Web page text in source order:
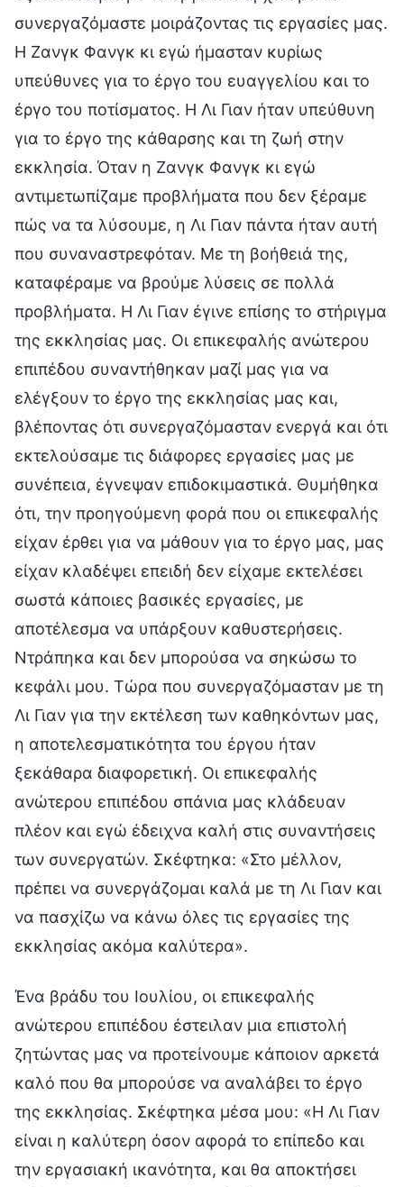
συνεργαζόμαστε μοιράζοντας τις εργασίες μας.
Η Ζανγκ Φανγκ κι εγώ ήμασταν κυρίως
υπεύθυνες για το έργο του ευαγγελίου και το
έργο του ποτίσματος. Η Λι Γιαν ήταν υπεύθυνη
για το έργο της κάθαρσης και τη ζωή στην
εκκλησία. Όταν η Ζανγκ Φανγκ κι εγώ
αντιμετωπίζαμε προβλήματα που δεν ξέραμε
πώς να τα λύσουμε, η Λι Γιαν πάντα ήταν αυτή
που συναναστρεφόταν. Με τη βοήθειά της,
καταφέραμε να βρούμε λύσεις σε πολλά
προβλήματα. Η Λι Γιαν έγινε επίσης το στήριγμα
της εκκλησίας μας. Οι επικεφαλής ανώτερου
επιπέδου συναντήθηκαν μαζί μας για να
ελέγξουν το έργο της εκκλησίας μας και,
βλέποντας ότι συνεργαζόμασταν ενεργά και ότι
εκτελούσαμε τις διάφορες εργασίες μας με
συνέπεια, έγνεψαν επιδοκιμαστικά. Θυμήθηκα
ότι, την προηγούμενη φορά που οι επικεφαλής
είχαν έρθει για να μάθουν για το έργο μας, μας
είχαν κλαδέψει επειδή δεν είχαμε εκτελέσει
σωστά κάποιες βασικές εργασίες, με
αποτέλεσμα να υπάρξουν καθυστερήσεις.
Ντράπηκα και δεν μπορούσα να σηκώσω το
κεφάλι μου. Τώρα που συνεργαζόμασταν με τη
Λι Γιαν για την εκτέλεση των καθηκόντων μας,
η αποτελεσματικότητα του έργου ήταν
ξεκάθαρα διαφορετική. Οι επικεφαλής
ανώτερου επιπέδου σπάνια μας κλάδευαν
πλέον και εγώ έδειχνα καλή στις συναντήσεις
των συνεργατών. Σκέφτηκα: «Στο μέλλον,
πρέπει να συνεργάζομαι καλά με τη Λι Γιαν και
να πασχίζω να κάνω όλες τις εργασίες της
εκκλησίας ακόμα καλύτερα».
Ένα βράδυ του Ιουλίου, οι επικεφαλής
ανώτερου επιπέδου έστειλαν μια επιστολή
ζητώντας μας να προτείνουμε κάποιον αρκετά
καλό που θα μπορούσε να αναλάβει το έργο
της εκκλησίας. Σκέφτηκα μέσα μου: «Η Λι Γιαν
είναι η καλύτερη όσον αφορά το επίπεδο και
την εργασιακή ικανότητα, και θα αποκτήσει